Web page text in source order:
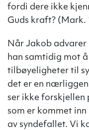
fordi dere ikke
Guds kraft? (Mark.
Når Jakob
han samtidig mot
tilbøyeligheter til
det er en
ser ikke forskjellen
som er kommet
av syndefallet. Vi